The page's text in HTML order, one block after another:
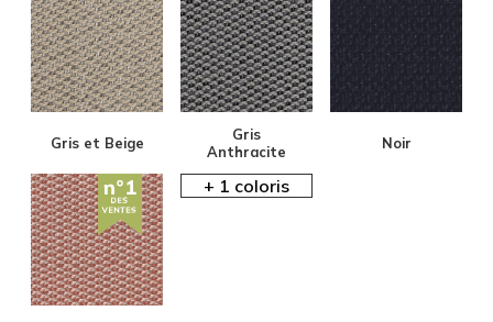
Gris et Beige
Gris
Anthracite
Noir